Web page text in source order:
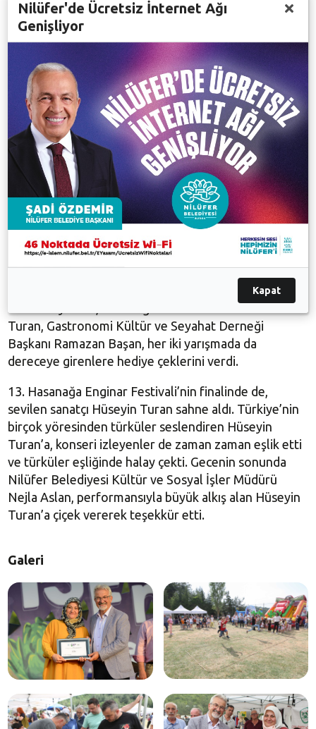
dolduran vatandaşların da ilgiyle izlediği yemek
yarışmasında, Bursalı ünlü şef Barış Bülent,
Gastronomi Kültür ve Seyahat Derneği Başkanı ve
Hürriyet Bursa Gazetesi Gastronomi Yazarı Ramazan
Başan, Sheraton Bursa Executive Chef Nihat Engin
Gül, eğitmen şef Özüm Arat, Nilüfer Belediye Başkan
Yardımcıları Zafer Yıldız ile Osman Ayradilli ve Nilüfer
Belediye Meclisi Üyesi Dilber Dereli jüri üyeliği yaptı.
Tatlı, börek ve birçok yemek çeşidinin yarıştığı
yarışmada jüri üyeleri, en iyi yemekleri seçerken hayli
zorlandı. Jürinin değerlendirmesi sonunda Figen
Göksan enginar tatlısı ile birinci seçilirken, Ayşe
Çandar tatlı çanağında kadayıf lezzetiyle ikinci, Pınar
Kaynar da enginar beğendi yemeğiyle üçüncü olmaya
Nilüfer Belediye Başkan Yardımcıları Zafer Yıldız ile
Turan, Gastronomi Kültür ve Seyahat Derneği
Başkanı Ramazan Başan, her iki yarışmada da
dereceye girenlere hediye çeklerini verdi.
13. Hasanağa Enginar Festivali’nin finalinde de,
sevilen sanatçı Hüseyin Turan sahne aldı. Türkiye’nin
birçok yöresinden türküler seslendiren Hüseyin
Turan’a, konseri izleyenler de zaman zaman eşlik etti
ve türküler eşliğinde halay çekti. Gecenin sonunda
Nilüfer Belediyesi Kültür ve Sosyal İşler Müdürü
Nejla Aslan, performansıyla büyük alkış alan Hüseyin
Turan’a çiçek vererek teşekkür etti.
Galeri
Nilüfer'de Ücretsiz İnternet Ağı
Genişliyor
Kapat